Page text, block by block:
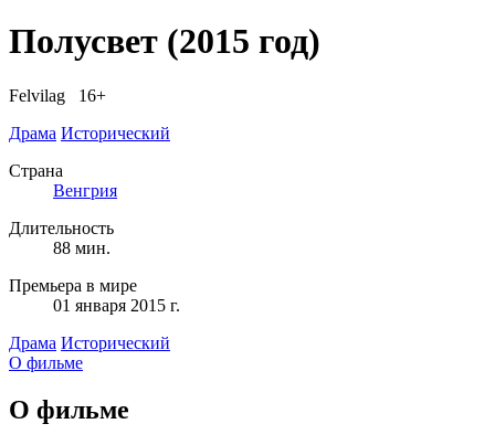
Полусвет (2015 год)
Felvilag 16+
Драма Исторический
Страна
Венгрия
Длительность
88 мин.
Премьера в мире
01 января 2015 г.
Драма Исторический
О фильме
О фильме